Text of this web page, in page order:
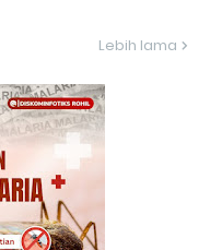
Lebih lama